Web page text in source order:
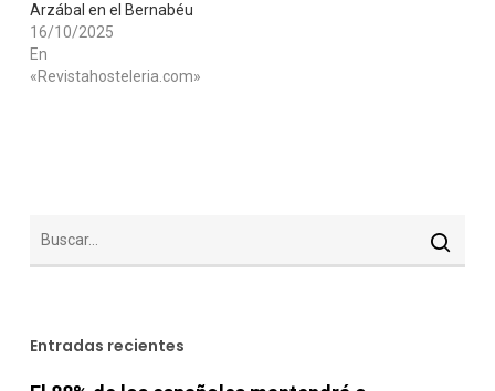
Arzábal en el Bernabéu
16/10/2025
En
«Revistahosteleria.com»
Entradas recientes